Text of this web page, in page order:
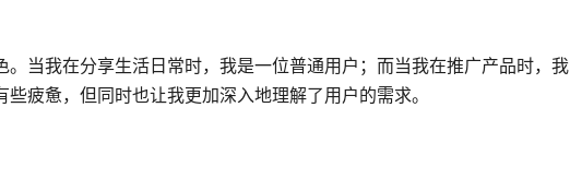
当我在分享生活日常时，我是一位普通用户；而当我在推广产品时，我
疲惫，但同时也让我更加深入地理解了用户的需求。